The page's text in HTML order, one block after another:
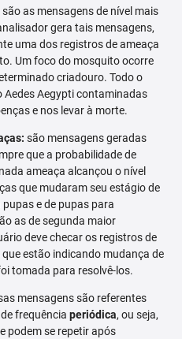
são as mensagens de nível mais
gera tais mensagens,
uma dos registros de ameaça
Um foco do mosquito ocorre
criadouro. Todo o
Aedes Aegypti contaminadas
e nos levar à morte.
são mensagens geradas
que a probabilidade de
ameaça alcançou o nível
que mudaram seu estágio de
e de pupas para
as de segunda maior
deve checar os registros de
estão indicando mudança de
tomada para resolvê-los.
mensagens são referentes
frequência periódica, ou seja,
podem se repetir após